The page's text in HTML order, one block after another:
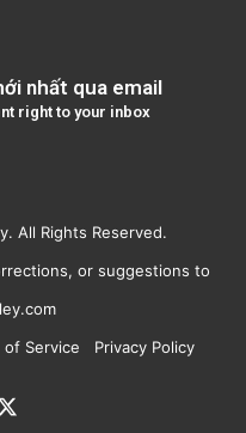
nhất qua email
right to your inbox
All Rights Reserved.
or suggestions to
of Service Privacy Policy